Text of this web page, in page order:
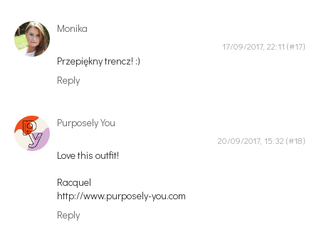
Monika
17/09/2017, 22:11
Przepiękny trencz! :)
Reply
Purposely You
20/09/2017, 15:32
Love this outfit!
Racquel
http://www.purposely-you.com
Reply